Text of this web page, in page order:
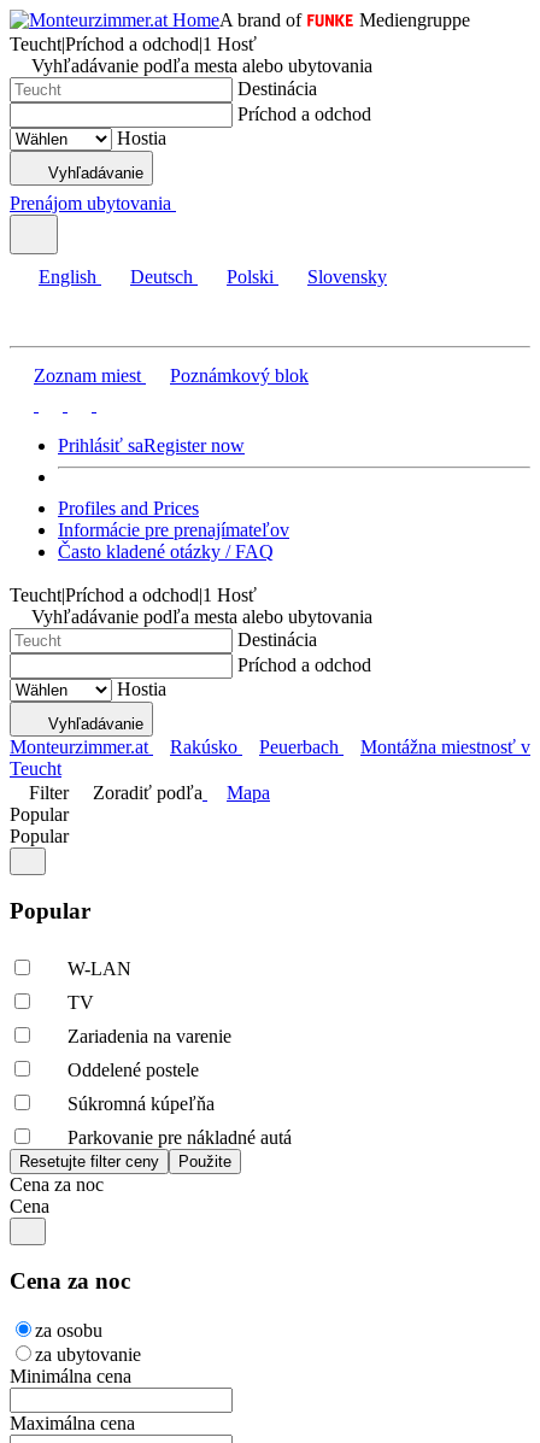
A brand of
Mediengruppe
Teucht|Príchod a odchod|1 Hosť
Vyhľadávanie podľa mesta alebo ubytovania
Destinácia
Príchod a odchod
Hostia
Vyhľadávanie
Prenájom ubytovania
English Deutsch Polski Slovensky
Zoznam miest Poznámkový blok
Prihlásiť saRegister now
Profiles and Prices
Informácie pre prenajímateľov
Často kladené otázky / FAQ
Teucht|Príchod a odchod|1 Hosť
Vyhľadávanie podľa mesta alebo ubytovania
Destinácia
Príchod a odchod
Hostia
Vyhľadávanie
Monteurzimmer.at Rakúsko Peuerbach
Montážna miestnosť v
Teucht
Filter
Zoradiť podľa
Mapa
Popular
Popular
Popular
W-LAN
TV
Zariadenia na varenie
Oddelené postele
Súkromná kúpeľňa
Parkovanie pre nákladné autá
Cena za noc
Cena
Cena za noc
za osobu
za ubytovanie
Minimálna cena
Maximálna cena